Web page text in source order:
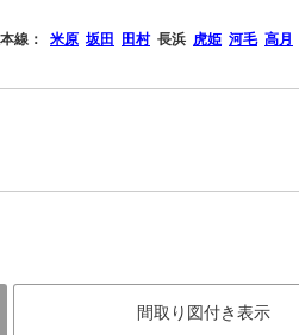
線： 米原 坂田 田村 長浜 虎姫 河毛 高月
間取り図付き表示